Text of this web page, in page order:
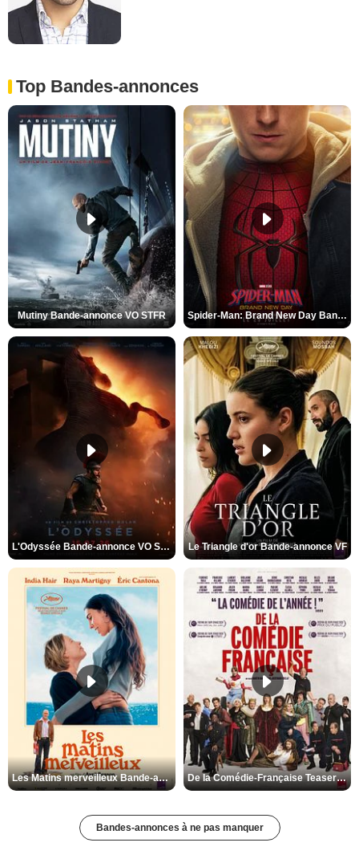
Top Bandes-annonces
Mutiny Bande-annonce VO STFR Spider-Man: Brand New Day Bande-annonce VO STFR
L'Odyssée Bande-annonce VO STFR Le Triangle d'or Bande-annonce VF
Les Matins merveilleux Bande-annonce VF De la Comédie-Française Teaser VF
Bandes-annonces à ne pas manquer